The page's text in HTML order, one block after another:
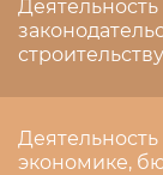
строительству
экономике,